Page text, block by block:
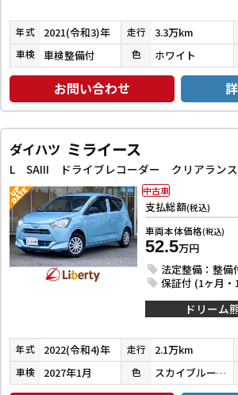
年式 2021(令和3)年 走行 3.3万km
車検 車検整備付 色 ホワイト
お問い合わせ
ダイハツ ミライース
支払総額(税込)
車両本体価格(税込)
52.5万円
法定整備：整備
保証付 (1ヶ月
中古車
ドリーム
年式 2022(令和4)年 走行 2.1万km
車検 2027年1月 色 スカイブルーメタリック